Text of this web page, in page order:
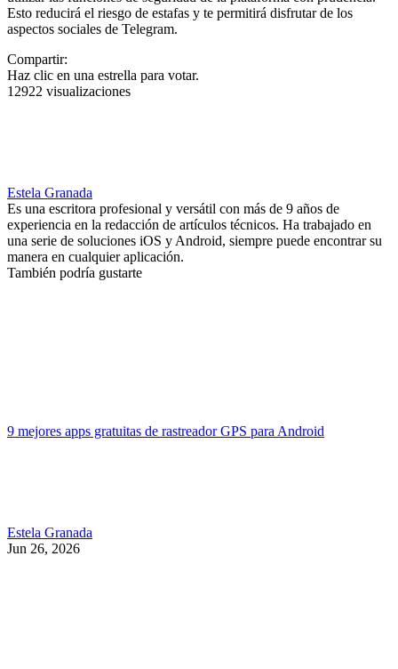
Esto reducirá el riesgo de estafas y te permitirá disfrutar de los
aspectos sociales de Telegram.
Compartir:
Haz clic en una estrella para votar.
12922 visualizaciones
Estela Granada
Es una escritora profesional y versátil con más de 9 años de
experiencia en la redacción de artículos técnicos. Ha trabajado en
una serie de soluciones iOS y Android, siempre puede encontrar su
manera en cualquier aplicación.
También podría gustarte
9 mejores apps gratuitas de rastreador GPS para Android
Estela Granada
Jun 26, 2026